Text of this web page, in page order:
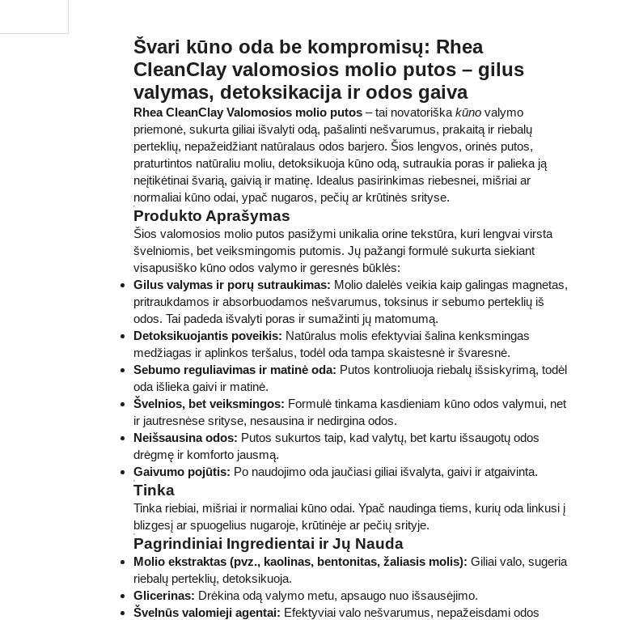
Švari kūno oda be kompromisų: Rhea
CleanClay valomosios molio putos – gilus
valymas, detoksikacija ir odos gaiva
Rhea CleanClay Valomosios molio putos – tai novatoriška kūno valymo
priemonė, sukurta giliai išvalyti odą, pašalinti nešvarumus, prakaitą ir riebalų
perteklių, nepažeidžiant natūralaus odos barjero. Šios lengvos, orinės putos,
praturtintos natūraliu moliu, detoksikuoja kūno odą, sutraukia poras ir palieka ją
neįtikėtinai švarią, gaivią ir matinę. Idealus pasirinkimas riebesnei, mišriai ar
normaliai kūno odai, ypač nugaros, pečių ar krūtinės srityse.
Produkto Aprašymas
Šios valomosios molio putos pasižymi unikalia orine tekstūra, kuri lengvai virsta
švelniomis, bet veiksmingomis putomis. Jų pažangi formulė sukurta siekiant
visapusiško kūno odos valymo ir geresnės būklės:
Gilus valymas ir porų sutraukimas: Molio dalelės veikia kaip galingas magnetas,
pritraukdamos ir absorbuodamos nešvarumus, toksinus ir sebumo perteklių iš
odos. Tai padeda išvalyti poras ir sumažinti jų matomumą.
Detoksikuojantis poveikis: Natūralus molis efektyviai šalina kenksmingas
medžiagas ir aplinkos teršalus, todėl oda tampa skaistesnė ir švaresnė.
Sebumo reguliavimas ir matinė oda: Putos kontroliuoja riebalų išsiskyrimą, todėl
oda išlieka gaivi ir matinė.
Švelnios, bet veiksmingos: Formulė tinkama kasdieniam kūno odos valymui, net
ir jautresnėse srityse, nesausina ir nedirgina odos.
Neišsausina odos: Putos sukurtos taip, kad valytų, bet kartu išsaugotų odos
drėgmę ir komforto jausmą.
Gaivumo pojūtis: Po naudojimo oda jaučiasi giliai išvalyta, gaivi ir atgaivinta.
Tinka
Tinka riebiai, mišriai ir normaliai kūno odai. Ypač naudinga tiems, kurių oda linkusi į
blizgesį ar spuogelius nugaroje, krūtinėje ar pečių srityje.
Pagrindiniai Ingredientai ir Jų Nauda
Molio ekstraktas (pvz., kaolinas, bentonitas, žaliasis molis): Giliai valo, sugeria
riebalų perteklių, detoksikuoja.
Glicerinas: Drėkina odą valymo metu, apsaugo nuo išsausėjimo.
Švelnūs valomieji agentai: Efektyviai valo nešvarumus, nepažeisdami odos